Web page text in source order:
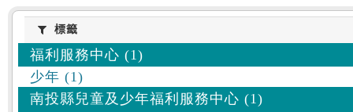
標籤標籤
福利服務中心 (1)
少年 (1)
南投縣兒童及少年福利服務中心 (1)